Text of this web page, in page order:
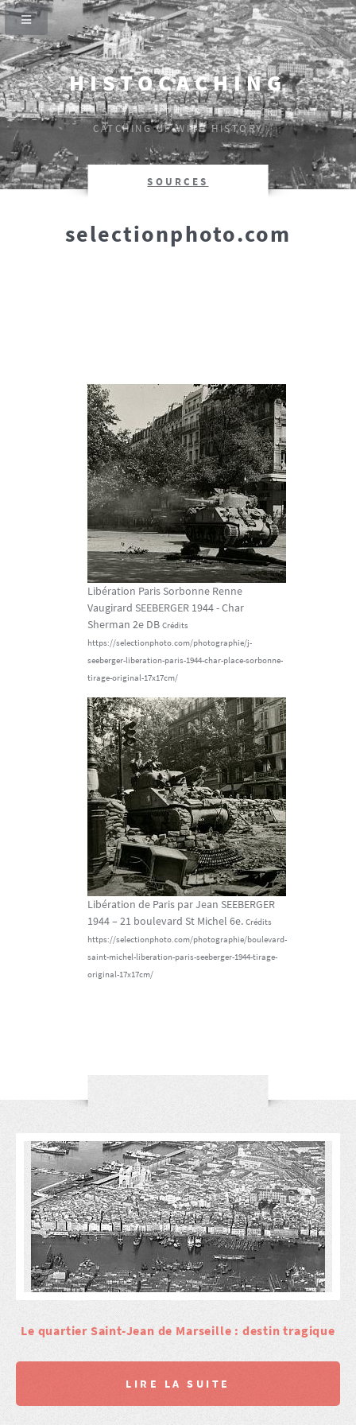
HISTOCACHING
SI CEUX-CI SE TAISENT, LES PIERRES CRIERONT.
CATCHING UP WITH HISTORY
SOURCES
selectionphoto.com
Libération Paris Sorbonne Renne
Vaugirard SEEBERGER 1944 - Char
Sherman 2e DB Crédits
https://selectionphoto.com/photographie/j-
seeberger-liberation-paris-1944-char-place-sorbonne-
tirage-original-17x17cm/
Libération de Paris par Jean SEEBERGER
1944 – 21 boulevard St Michel 6e. Crédits
https://selectionphoto.com/photographie/boulevard-
saint-michel-liberation-paris-seeberger-1944-tirage-
original-17x17cm/
Le quartier Saint-Jean de Marseille : destin tragique
LIRE LA SUITE